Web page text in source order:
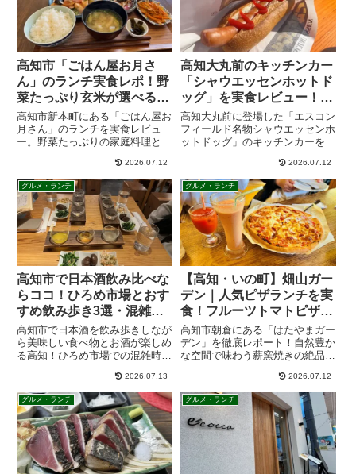
高知市「ごはん屋お月さ
ん」のランチ実食レポ！野
菜たっぷり玄米が選べる人
気の定食
高知市新本町にある「ごはん屋お
月さん」のランチを実食レビュ
ー。野菜たっぷりの家庭料理と玄
も十分。高知駅近くでヘルシーラ
ンチを探している方におすすめの
お店です。営業時間・駐車場・ア
クセス情報も掲載。
2026.07.12
高知大丸前のキッチンカー
「シャウエッセンホットド
ッグ」を実食レビュー！エ
スコン名物の人気グルメ
高知大丸前に登場した「エスコン
フィールド名物シャウエッセンホ
ットドッグ」のキッチンカーを徹
ーがなぜ高知に？価格やメニュー
の種類、実食して分かった美味し
さの秘密、アクセス情報を網羅。
高知で北海道の風を感じる絶品ラ
ンチを楽しみたい方は必見です。
2026.07.12
グルメ・ランチ
高知市で日本酒飲み比べな
らココ！ひろめ市場とおす
すめ飲み歩き3選・混雑回
避術も紹介
高知市で日本酒を飲み歩きしなが
ら美味しい食べ物とお酒が楽しめ
る高知！ひろめ市場での混雑時の
で飲む高知の地酒の飲み比べは最
高です。まるた商店では、鮮度抜
群の久礼のアジなども楽しめる最
高の高知の夜
2026.07.13
グルメ・ランチ
【高知・いの町】畑山ガー
デン｜人気ピザランチを実
食！フルーツトマトピザ・
メニュー・駐車場まとめ
高知市朝倉にある「はたやまガー
デン」を徹底レポート！自然豊か
な空間で味わう薪窯焼きの絶品ピ
ス、混雑状況まで詳しくご紹介し
ます。高知で美味しいピザランチ
や、女子会・デートスポットをお
探しの方は必見です！
2026.07.12
グルメ・ランチ グルメ・ランチ